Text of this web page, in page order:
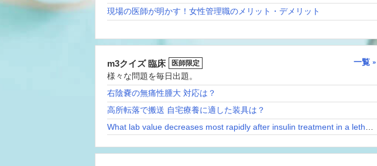
現場の医師が明かす！女性管理職のメリット・デメリット
m3クイズ 臨床 医師限定
一覧
様々な問題を毎日出題。
右陰嚢の無痛性腫大 対応は？
高所転落で搬送 自宅療養に適した装具は？